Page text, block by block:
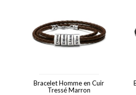
Bracelet Homme en Cuir
Tressé Marron